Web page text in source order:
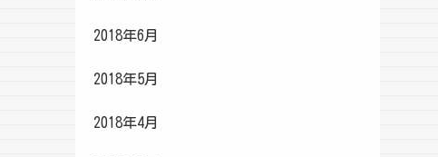
2018年6月
2018年5月
2018年4月